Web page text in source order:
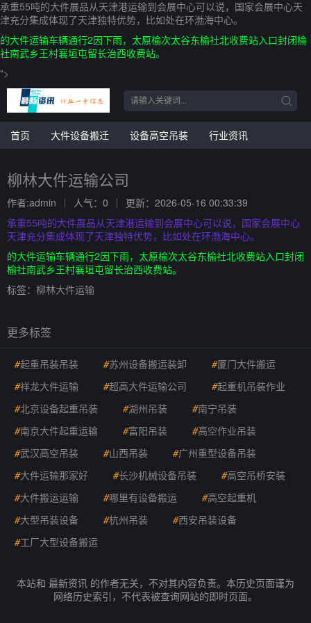
承重55吨的大件展品从天津港运输到会展中心可以说，国家会展中心天
津充分集成体现了天津独特优势，比如处在环渤海中心。
的大件运输车辆通行2因下雨，太原榆次太谷东榆社北收费站入口封闭榆
社南武乡王村襄垣屯留长治西收费站。
">
首页 大件设备搬迁 设备高空吊装 行业资讯
柳林大件运输公司
作者:admin 人气：0
更新：2026-05-16 00:33:39
承重55吨的大件展品从天津港运输到会展中心可以说，国家会展中心
天津充分集成体现了天津独特优势，比如处在环渤海中心。
的大件运输车辆通行2因下雨，太原榆次太谷东榆社北收费站入口封闭
榆社南武乡王村襄垣屯留长治西收费站。
标签： 柳林大件运输
更多标签
#起重吊装吊装 #苏州设备搬运装卸 #厦门大件搬运
#祥龙大件运输 #超高大件运输公司 #起重机吊装作业
#北京设备起重吊装 #湖州吊装 #南宁吊装
#南京大件起重运输 #富阳吊装 #高空作业吊装
#武汉高空吊装 #山西吊装 #广州重型设备吊装
#大件运输那家好 #长沙机械设备吊装 #高空吊桥安装
#大件搬运运输 #哪里有设备搬运 #高空起重机
#大型吊装设备 #杭州吊装 #西安吊装设备
#工厂大型设备搬运
本站和 最新资讯 的作者无关，不对其内容负责。本历史页面谨为
网络历史索引，不代表被查询网站的即时页面。